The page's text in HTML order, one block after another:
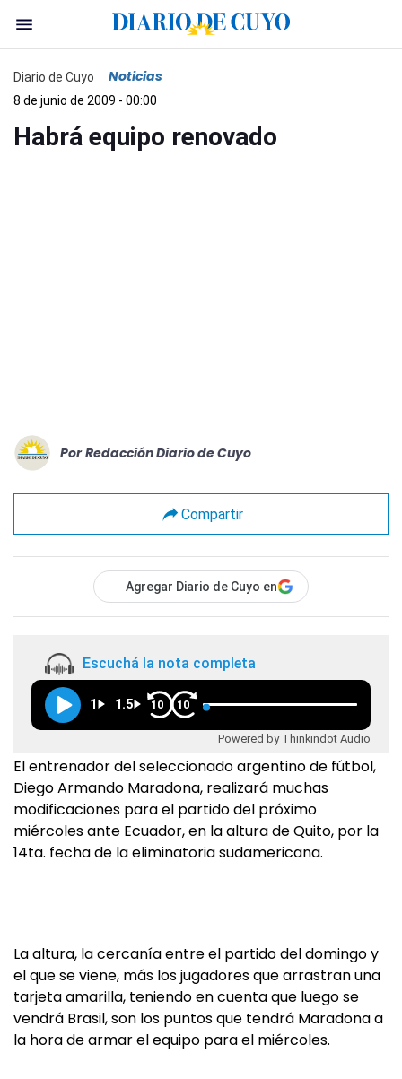
Diario de Cuyo Noticias
8 de junio de 2009 - 00:00
Habrá equipo renovado
Por Redacción Diario de Cuyo
Compartir
Agregar Diario de Cuyo en
Escuchá la nota completa
1 1.5 10 10
Powered by Thinkindot Audio
El entrenador del seleccionado argentino de fútbol,
Diego Armando Maradona, realizará muchas
modificaciones para el partido del próximo
miércoles ante Ecuador, en la altura de Quito, por la
14ta. fecha de la eliminatoria sudamericana.
La altura, la cercanía entre el partido del domingo y
el que se viene, más los jugadores que arrastran una
tarjeta amarilla, teniendo en cuenta que luego se
vendrá Brasil, son los puntos que tendrá Maradona a
la hora de armar el equipo para el miércoles.